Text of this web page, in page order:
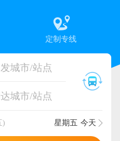
定制专线
城市/站点
城市/站点
) 星期五 今天